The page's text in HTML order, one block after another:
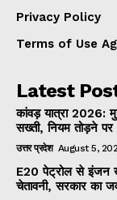
Privacy Policy
Terms of Use
Latest
कांवड़ यात्रा 2026:
सख्ती, नियम तोड़ने
उत्तर प्रदेश August 5,
E20 पेट्रोल से इंजन
चेतावनी, सरकार का